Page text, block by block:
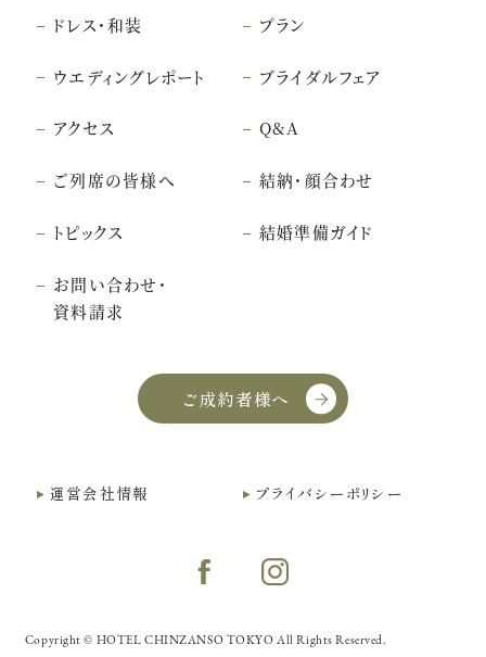
ドレス・和装 プラン
ウエディングレポート ブライダルフェア
アクセス Q&A
ご列席の皆様へ 結納・顔合わせ
トピックス 結婚準備ガイド
お問い合わせ・
資料請求
ご成約者様へ
運営会社情報 プライバシーポリシー
Copyright © HOTEL CHINZANSO TOKYO All Rights Reserved.
こちら